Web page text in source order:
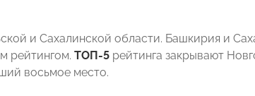
и Сахалинской области. Башкирия и
рейтингом. ТОП-5 рейтинга закрывают
восьмое место.